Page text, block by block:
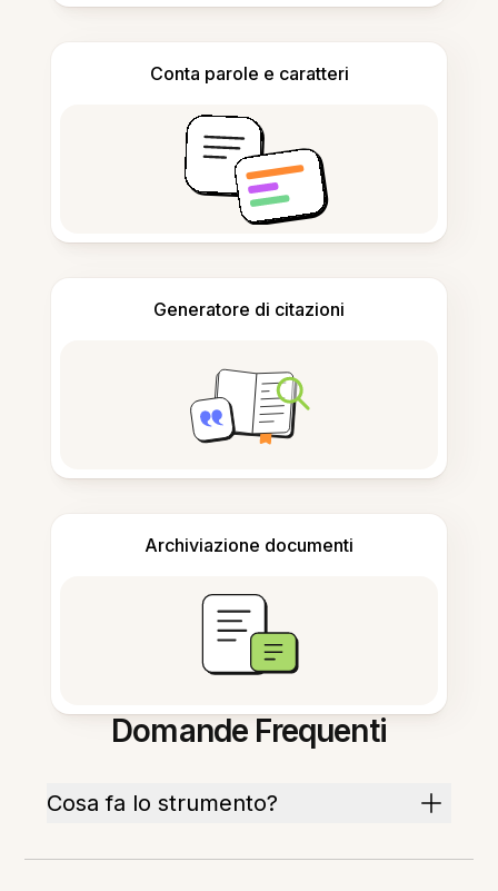
Conta parole e caratteri
Generatore di citazioni
Archiviazione documenti
Domande Frequenti
Cosa fa lo strumento?